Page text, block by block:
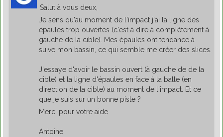
Salut à vous deux,
Je sens qu'au moment de l'impact j'ai la ligne des
épaules trop ouvertes (c'est à dire à complétement à
gauche de la cible). Mes épaules ont tendance à
suive mon bassin, ce qui semble me créer des slices.
J'essaye d'avoir le bassin ouvert (à gauche de de la
cible) et la ligne d'épaules en face à la balle (en
direction de la cible) au moment de l'impact. Et ce
que je suis sur un bonne piste ?
Merci pour votre aide
Antoine